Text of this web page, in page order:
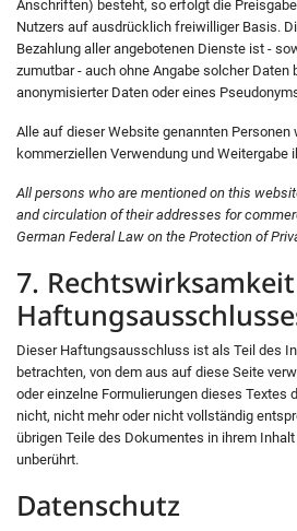
Anschriften) besteht, so erfolgt die
Nutzers auf ausdrücklich freiwilliger Basis.
Bezahlung aller angebotenen Dienste ist -
zumutbar - auch ohne Angabe solcher Daten
anonymisierter Daten oder eines
Alle auf dieser Website genannten
kommerziellen Verwendung und Weitergabe
All persons who are mentioned on this
and circulation of their addresses for
German Federal Law on the Protection of
7.
Dieser Haftungsausschluss ist als Teil des
betrachten, von dem aus auf diese Seite
oder einzelne Formulierungen dieses Textes
nicht, nicht mehr oder nicht vollständig
übrigen Teile des Dokumentes in ihrem
unberührt.
Datenschutz